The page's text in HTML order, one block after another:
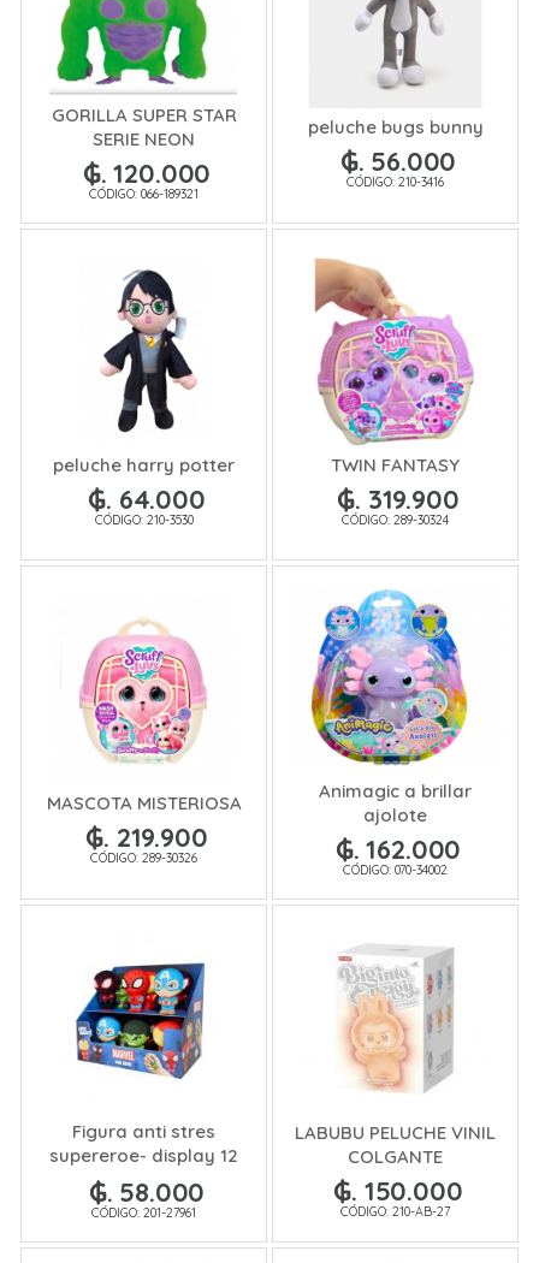
GORILLA SUPER STAR
SERIE NEON
₲. 120.000
CÓDIGO: 066-189321
peluche bugs bunny
₲. 56.000
CÓDIGO: 210-3416
peluche harry potter
₲. 64.000
CÓDIGO: 210-3530
TWIN FANTASY
₲. 319.900
CÓDIGO: 289-30324
MASCOTA MISTERIOSA
₲. 219.900
CÓDIGO: 289-30326
Animagic a brillar
ajolote
₲. 162.000
CÓDIGO: 070-34002
Figura anti stres
supereroe- display 12
pcs- 5MOD
₲. 58.000
CÓDIGO: 201-27961
LABUBU PELUCHE VINIL
COLGANTE
₲. 150.000
CÓDIGO: 210-AB-27